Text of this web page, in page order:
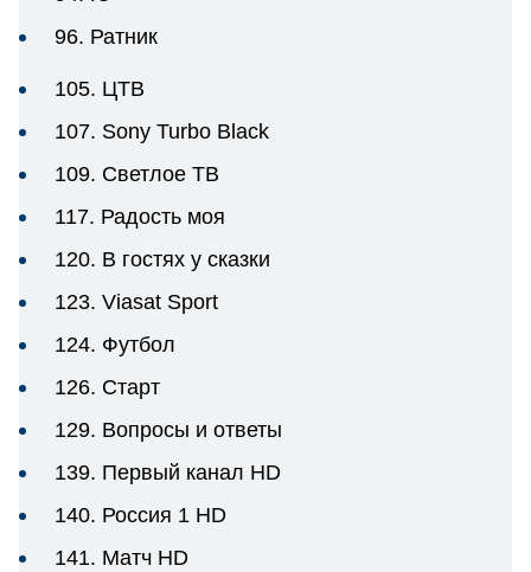
96. Ратник
105. ЦТВ
107. Sony Turbo Black
109. Светлое ТВ
117. Радость моя
120. В гостях у сказки
123. Viasat Sport
124. Футбол
126. Старт
129. Вопросы и ответы
139. Первый канал HD
140. Россия 1 HD
141. Матч HD